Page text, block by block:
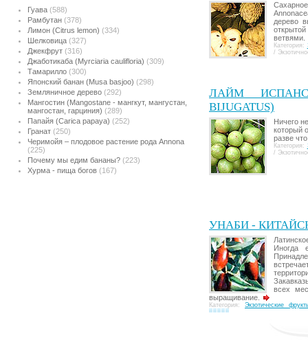
Гуава (588)
Рамбутан (378)
Лимон (Citrus lemon) (334)
Шелковица (327)
Джекфрут (316)
Джаботикаба (Myrciaria caulifloria) (309)
Тамарилло (300)
Японский банан (Musa basjoo) (298)
Земляничное дерево (292)
Мангостин (Mangostane - мангкут, мангустан,
мангостан, гарциния) (289)
Папайя (Carica papaya) (252)
Гранат (250)
Черимойя – плодовое растение рода Annona
(225)
Почему мы едим бананы? (223)
Хурма - пища богов (167)
дерево
ветвями.
Категория:
/
ЛАЙМ
BIJUGATUS)
Ничего
который
разве
Категория:
/
УНАБИ -
Иногда
всех
выращивание.
Категория: Экзотические